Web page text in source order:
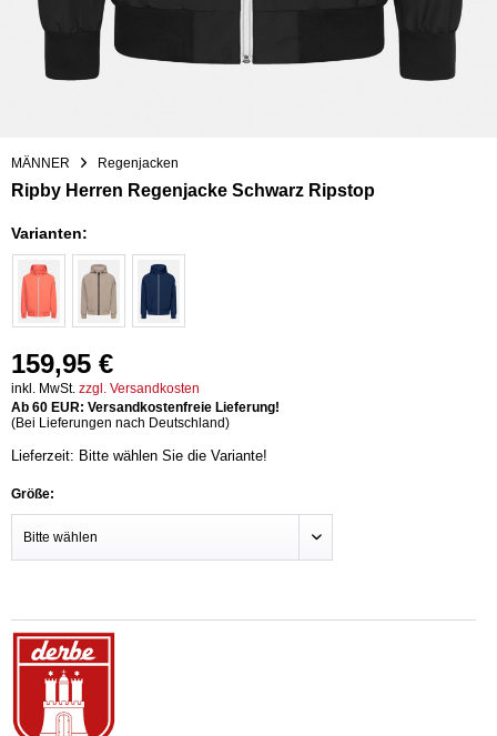
MÄNNER Regenjacken
Ripby Herren Regenjacke Schwarz Ripstop
Varianten:
159,95 €
inkl. MwSt. zzgl. Versandkosten
Ab 60 EUR: Versandkostenfreie Lieferung!
(Bei Lieferungen nach Deutschland)
Lieferzeit: Bitte wählen Sie die Variante!
Größe: